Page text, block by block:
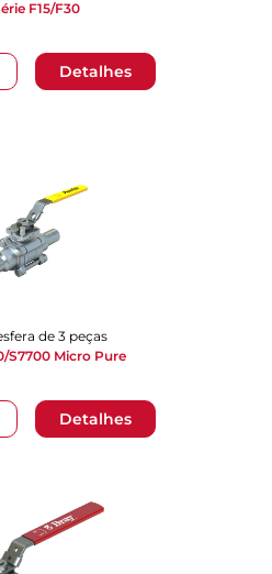
Detalhes
F15/F30
Detalhes
de 3 peças
S7700 Micro Pure